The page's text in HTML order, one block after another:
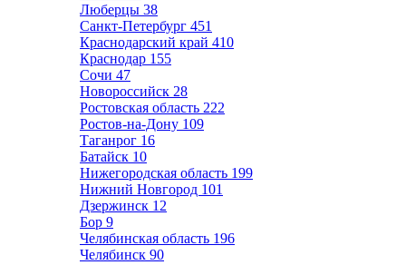
Люберцы 38
Санкт-Петербург 451
Краснодарский край 410
Краснодар 155
Сочи 47
Новороссийск 28
Ростовская область 222
Ростов-на-Дону 109
Таганрог 16
Батайск 10
Нижегородская область 199
Нижний Новгород 101
Дзержинск 12
Бор 9
Челябинская область 196
Челябинск 90